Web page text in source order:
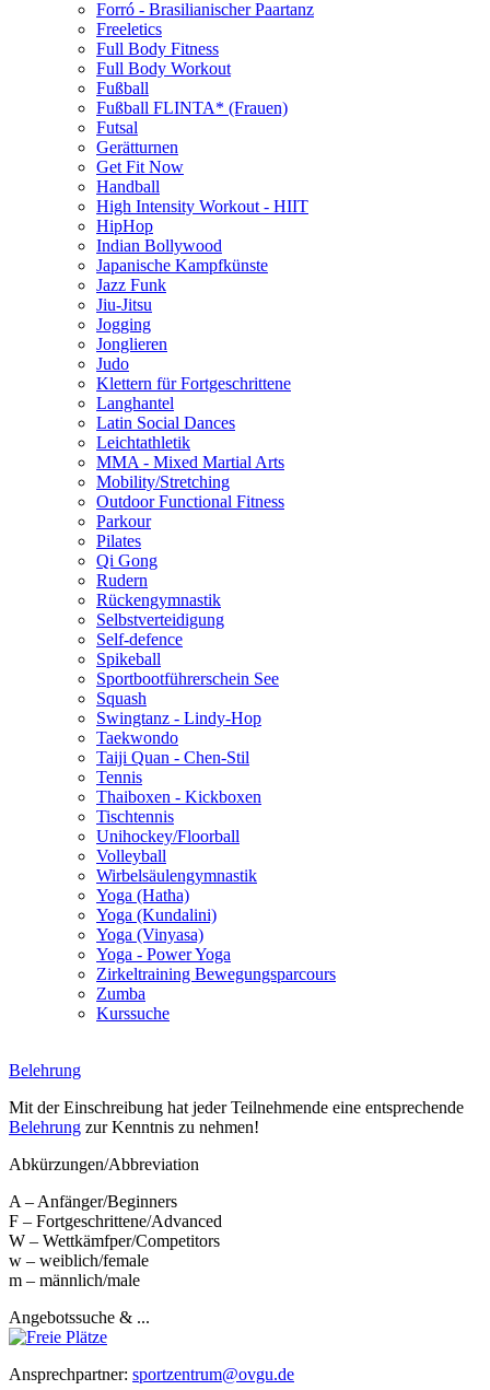
Forró - Brasilianischer Paartanz
Freeletics
Full Body Fitness
Full Body Workout
Fußball
Fußball FLINTA* (Frauen)
Futsal
Gerätturnen
Get Fit Now
Handball
High Intensity Workout - HIIT
HipHop
Indian Bollywood
Japanische Kampfkünste
Jazz Funk
Jiu-Jitsu
Jogging
Jonglieren
Judo
Klettern für Fortgeschrittene
Langhantel
Latin Social Dances
Leichtathletik
MMA - Mixed Martial Arts
Mobility/Stretching
Outdoor Functional Fitness
Parkour
Pilates
Qi Gong
Rudern
Rückengymnastik
Selbstverteidigung
Self-defence
Spikeball
Sportbootführerschein See
Squash
Swingtanz - Lindy-Hop
Taekwondo
Taiji Quan - Chen-Stil
Tennis
Thaiboxen - Kickboxen
Tischtennis
Unihockey/Floorball
Volleyball
Wirbelsäulengymnastik
Yoga (Hatha)
Yoga (Kundalini)
Yoga (Vinyasa)
Yoga - Power Yoga
Zirkeltraining Bewegungsparcours
Zumba
Kurssuche
Belehrung
Mit der Einschreibung hat jeder Teilnehmende eine entsprechende
Belehrung zur Kenntnis zu nehmen!
Abkürzungen/Abbreviation
A – Anfänger/Beginners
F – Fortgeschrittene/Advanced
W – Wettkämfper/Competitors
w – weiblich/female
m – männlich/male
Angebotssuche & ...
Ansprechpartner: sportzentrum@ovgu.de